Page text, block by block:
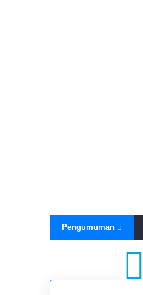
Pengumuman